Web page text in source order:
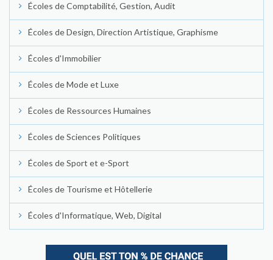
Écoles de Comptabilité, Gestion, Audit
Écoles de Design, Direction Artistique, Graphisme
Écoles d'Immobilier
Écoles de Mode et Luxe
Écoles de Ressources Humaines
Écoles de Sciences Politiques
Écoles de Sport et e-Sport
Écoles de Tourisme et Hôtellerie
Écoles d'Informatique, Web, Digital